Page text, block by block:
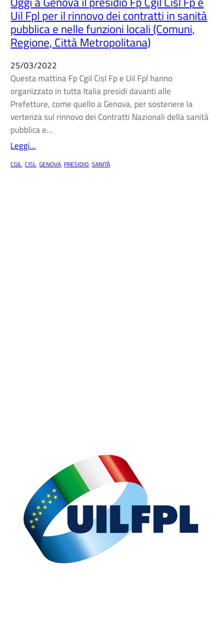
Uil Fpl per il rinnovo dei contratti in sanità
pubblica e nelle funzioni locali (Comuni,
Regione, Città Metropolitana)
25/03/2022
Questa mattina Fp Cgil Cisl Fp e Uil Fpl hanno
organizzato in tutta Italia presidi davanti alle
Prefetture, come quello a Genova, per sostenere la
vertenza sul rinnovo dei Contratti Nazionali della sanità
pubblica e…
Leggi…
CGIL, CISL, GENOVA, PRESIDIO, SANITÀ